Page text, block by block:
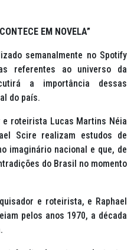
EM NOVELA”
semanalmente no Spotify
referentes ao universo da
a importância dessas
do país.
e roteirista Lucas Martins Néia
Scire realizam estudos de
imaginário nacional e que, de
do Brasil no momento
e roteirista, e Raphael
pelos anos 1970, a década